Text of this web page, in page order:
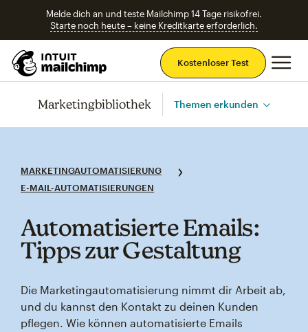
Melde dich an und teste Mailchimp 14 Tage risikofrei.
Starte noch heute – keine Kreditkarte erforderlich.
Kostenloser Test
Marketingbibliothek Themen erkunden
MARKETINGAUTOMATISIERUNG
E-MAIL-AUTOMATISIERUNGEN
Automatisierte Emails:
Tipps zur Gestaltung
Die Marketingautomatisierung nimmt dir Arbeit ab,
und du kannst den Kontakt zu deinen Kunden
pflegen. Wie können automatisierte Emails